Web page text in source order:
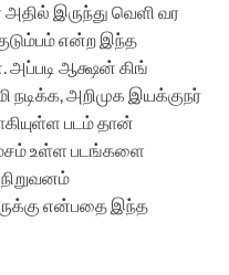
அதில் இருந்து வெளி வர
என்ற இந்த
ஆக்ஷன் கிங்
நடிக்க, அறிமுக இயக்குநர்
படம் தான்
உள்ள படங்களை
என்பதை இந்த